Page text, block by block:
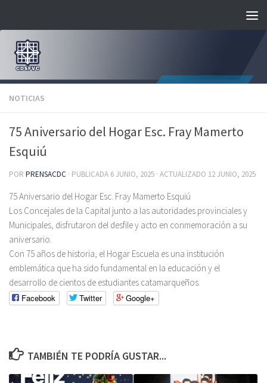
NOTICIAS
75 Aniversario del Hogar Esc. Fray Mamerto
Esquiú
POR PRENSACDC · PUBLICADA 6 JUNIO, 2025 · ACTUALIZADO 12 JUNIO, 2025
75 Aniversario del Hogar Esc. Fray Mamerto Esquiú
Los Concejales de la Capital junto a las autoridades provinciales y
Municipales, disfrutaron del desfile y acto en conmemoración a su
aniversario.
Con 75 años de historia, el Hogar Escuela es una institución
emblemática que ha sido fundamental en la educación y el
desarrollo de cientos de estudiantes catamarqueños.
Facebook
Twitter Google+
TAMBIÉN TE PODRÍA GUSTAR...